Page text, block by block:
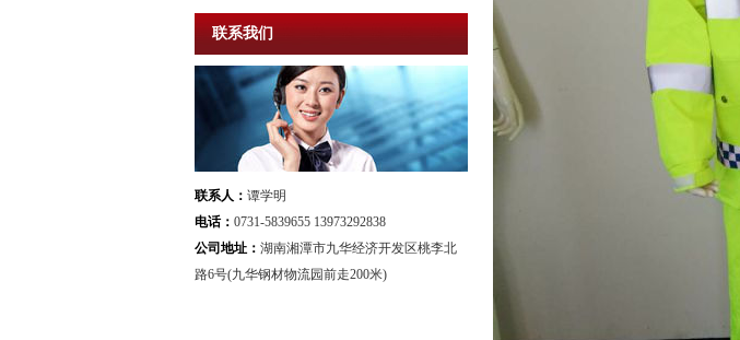
联系我们
联系人： 谭学明
电话： 0731-5839655 13973292838
公司地址： 湖南湘潭市九华经济开发区桃李北
路6号(九华钢材物流园前走200米)